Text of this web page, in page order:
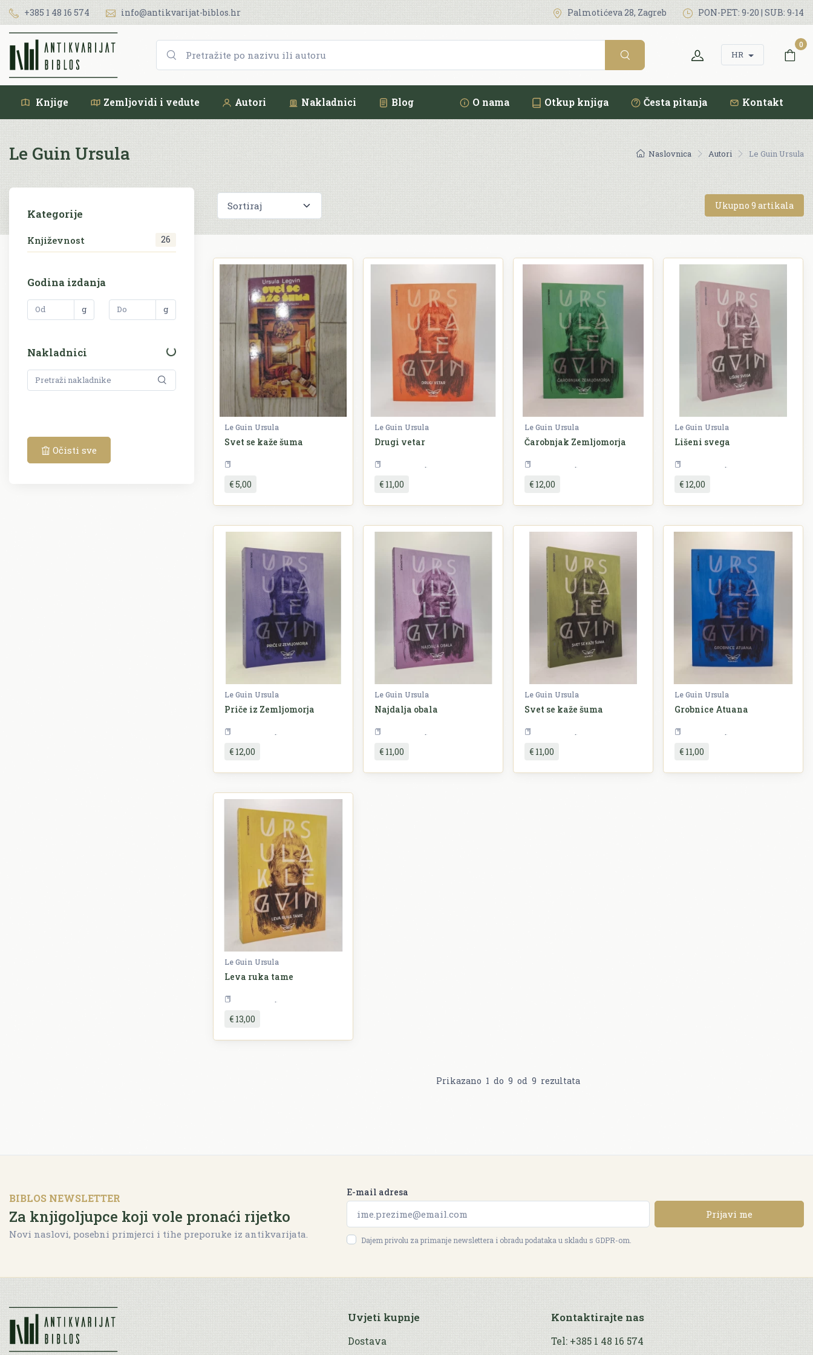
+385 1 48 16 574 info@antikvarijat-biblos.hr Palmotićeva 28, Zagreb PON-PET: 9-20 | SUB: 9-14
HR
0
Knjige Zemljovidi i vedute Autori Nakladnici Blog O nama Otkup knjiga Česta pitanja Kontakt
Naslovnica Autori Le Guin Ursula
Le Guin Ursula
Kategorije
Književnost 26
Godina izdanja
g g
Nakladnici
Očisti sve
Ukupno 9 artikala
Le Guin Ursula
Svet se kaže šuma
€ 5,00
Le Guin Ursula
Drugi vetar
€ 11,00
Le Guin Ursula
Čarobnjak Zemljomorja
€ 12,00
Le Guin Ursula
Lišeni svega
€ 12,00
Le Guin Ursula
Priče iz Zemljomorja
€ 12,00
Le Guin Ursula
Najdalja obala
€ 11,00
Le Guin Ursula
Svet se kaže šuma
€ 11,00
Le Guin Ursula
Grobnice Atuana
€ 11,00
Le Guin Ursula
Leva ruka tame
€ 13,00
Prikazano 1 do 9 od 9 rezultata
BIBLOS NEWSLETTER
Za knjigoljupce koji vole pronaći rijetko
Novi naslovi, posebni primjerci i tihe preporuke iz antikvarijata.
E-mail adresa
Prijavi me
Dajem privolu za primanje newslettera i obradu podataka u skladu s GDPR-om.
Uvjeti kupnje
Dostava
Kontaktirajte nas
Tel: +385 1 48 16 574